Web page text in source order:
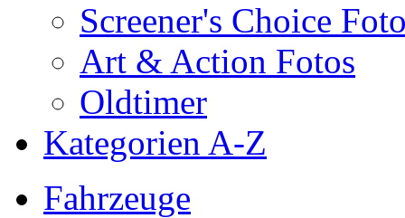
Screener's Choice
Art & Action Fotos
Oldtimer
Kategorien A-Z
Fahrzeuge